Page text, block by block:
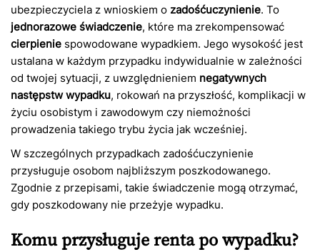
ubezpieczyciela z wnioskiem o zadośćuczynienie. To
jednorazowe świadczenie, które ma zrekompensować
cierpienie spowodowane wypadkiem. Jego wysokość jest
ustalana w każdym przypadku indywidualnie w zależności
od twojej sytuacji, z uwzględnieniem negatywnych
następstw wypadku, rokowań na przyszłość, komplikacji w
życiu osobistym i zawodowym czy niemożności
prowadzenia takiego trybu życia jak wcześniej.
W szczególnych przypadkach zadośćuczynienie
przysługuje osobom najbliższym poszkodowanego.
Zgodnie z przepisami, takie świadczenie mogą otrzymać,
gdy poszkodowany nie przeżyje wypadku.
Komu przysługuje renta po wypadku?